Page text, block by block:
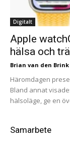
Digitalt
Apple
hälsa och
Brian van den Brink
Häromdagen
Bland annat
hälsoläge, ge en
Samarbete